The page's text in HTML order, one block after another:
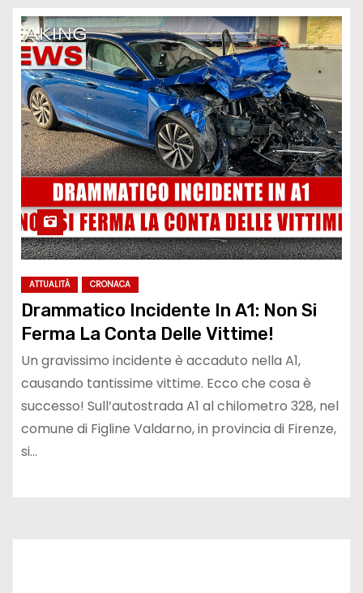
ATTUALITÀ CRONACA
Drammatico Incidente In A1: Non Si
Ferma La Conta Delle Vittime!
Un gravissimo incidente è accaduto nella A1,
causando tantissime vittime. Ecco che cosa è
successo! Sull’autostrada A1 al chilometro 328, nel
comune di Figline Valdarno, in provincia di Firenze,
si…